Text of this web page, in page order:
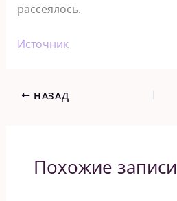
рассеялось.
Источник
НАЗАД
Похожие записи